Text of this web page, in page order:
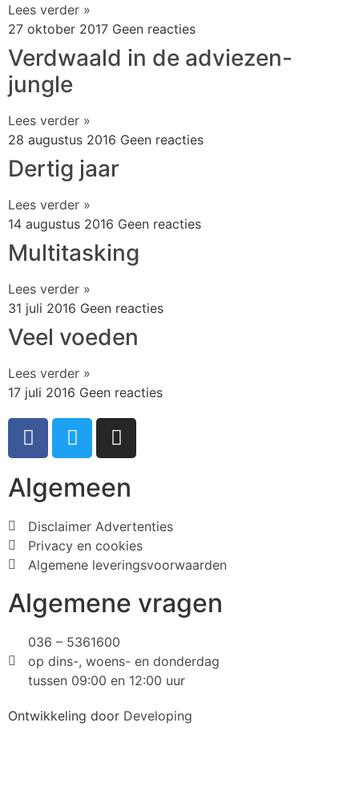
Lees verder »
27 oktober 2017 Geen reacties
Verdwaald in de adviezen-
jungle
Lees verder »
28 augustus 2016 Geen reacties
Dertig jaar
Lees verder »
14 augustus 2016 Geen reacties
Multitasking
Lees verder »
31 juli 2016 Geen reacties
Veel voeden
Lees verder »
17 juli 2016 Geen reacties
Algemeen
Disclaimer Advertenties
Privacy en cookies
Algemene leveringsvoorwaarden
Algemene vragen
036 – 5361600
op dins-, woens- en donderdag
tussen 09:00 en 12:00 uur
Ontwikkeling door Developing